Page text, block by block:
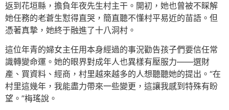
返到花垣縣，擔負年夜先生村主干。開初，她也曾被不睬解
她任務的老蒼生懟得直哭，簡直聽不懂村平易近的苗語。但
憑著真摯，她終于融進了十八洞村。
這位年青的婦女主任用本身經過的事況勸告孩子們要信任常
識轉變命運。她的眼界對成年人也異樣有壓服力——選財
產、買資料、經商，村里越來越多的人想聽聽她的提出。“在
村里這幾年，我能盡力帶來一些變更，這讓我感到特殊有盼
望。”梅瑤說。